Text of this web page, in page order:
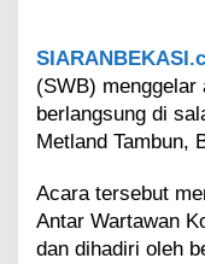
e
k
a
s
i
S
B
)
(SWB) menggelar
berlangsung di
Metland Tambun,
Acara tersebut
Antar Wartawan
dan dihadiri oleh